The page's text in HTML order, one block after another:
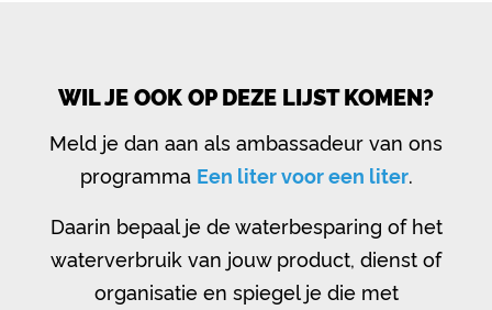
WIL JE OOK OP DEZE LIJST KOMEN?
Meld je dan aan als ambassadeur van ons
programma Een liter voor een liter.
Daarin bepaal je de waterbesparing of het
waterverbruik van jouw product, dienst of
organisatie en spiegel je die met